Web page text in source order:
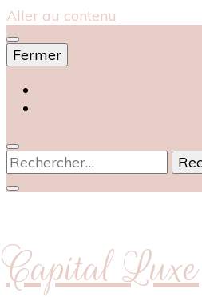
Aller au contenu
Fermer
Rechercher :
Capital Luxe